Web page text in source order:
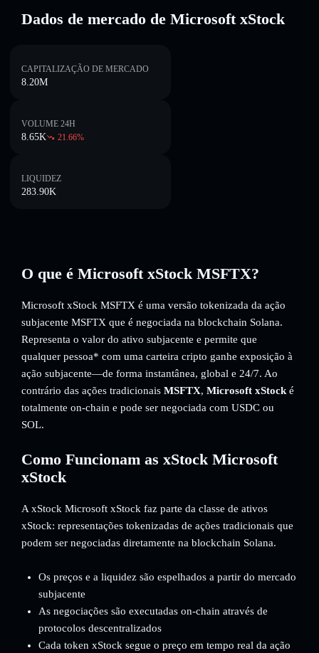
Dados de mercado de Microsoft xStock
CAPITALIZAÇÃO DE MERCADO
8.20M
VOLUME 24H
8.65K 21.66%
LIQUIDEZ
283.90K
O que é Microsoft xStock MSFTX?
Microsoft xStock MSFTX é uma versão tokenizada da ação
subjacente MSFTX que é negociada na blockchain Solana.
Representa o valor do ativo subjacente e permite que
qualquer pessoa* com uma carteira cripto ganhe exposição à
ação subjacente—de forma instantânea, global e 24/7. Ao
contrário das ações tradicionais MSFTX, Microsoft xStock é
totalmente on-chain e pode ser negociada com USDC ou
SOL.
Como Funcionam as xStock Microsoft
xStock
A xStock Microsoft xStock faz parte da classe de ativos
xStock: representações tokenizadas de ações tradicionais que
podem ser negociadas diretamente na blockchain Solana.
Os preços e a liquidez são espelhados a partir do mercado
subjacente
As negociações são executadas on-chain através de
protocolos descentralizados
Cada token xStock segue o preço em tempo real da ação